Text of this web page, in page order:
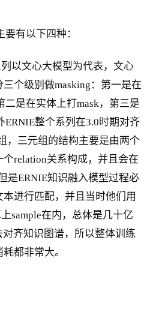
有以下四种：
以文心大模型为代表，文心
个级别做masking：第一是在
二是在实体上打mask，第三是
ERNIE整个系列在3.0时期对齐
，三元组的结构主要是由两个
relation关系构成，并且会在
是ERNIE知识融入模型过程必
进行匹配，并且当时他们用
sample在内，总体是几十亿
对齐知识图谱，所以整体训练
都非常大。